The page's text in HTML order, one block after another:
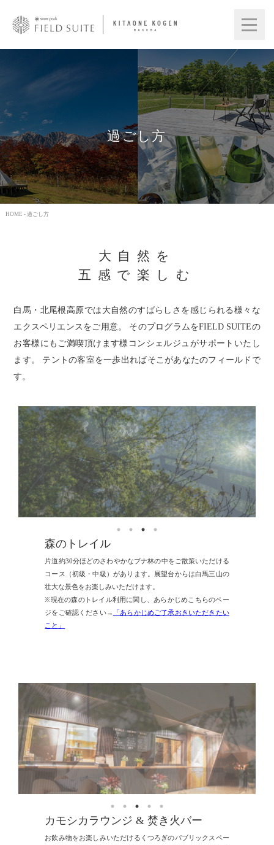
過ごし方
HOME - 過ごし方
大自然を
五感で楽しむ
白馬・北尾根高原では大自然のすばらしさを感じられる様々な
エクスペリエンスをご用意。
そのプログラムをFIELD SUITEの
お客様にもご満喫頂けます様コンシェルジュがサポートいたし
ます。
テントの客室を一歩出ればそこがあなたのフィールドで
す。
森のトレイル
片道約30分ほどのさわやかなブナ林の中をご散策いただける
コース（初級・中級）があります。展望台からは白馬三山の
壮大な景色をお楽しみいただけます。
※現在の森のトレイル利用に関し、あらかじめこちらのペー
ジをご確認ください→
「あらかじめご了承おきいただきたい
こと」
カモシカラウンジ & 焚き火バー
お飲み物をお楽しみいただけるくつろぎのパブリックスペー